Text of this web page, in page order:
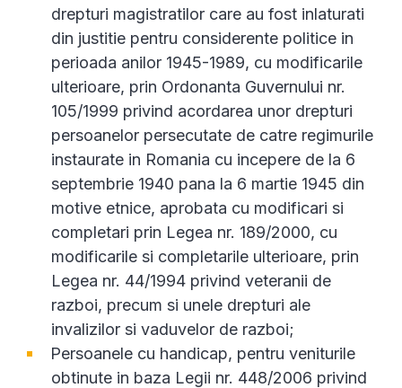
drepturi magistratilor care au fost inlaturati
din justitie pentru considerente politice in
perioada anilor 1945-1989, cu modificarile
ulterioare, prin Ordonanta Guvernului nr.
105/1999 privind acordarea unor drepturi
persoanelor persecutate de catre regimurile
instaurate in Romania cu incepere de la 6
septembrie 1940 pana la 6 martie 1945 din
motive etnice, aprobata cu modificari si
completari prin Legea nr. 189/2000, cu
modificarile si completarile ulterioare, prin
Legea nr. 44/1994 privind veteranii de
razboi, precum si unele drepturi ale
invalizilor si vaduvelor de razboi;
Persoanele cu handicap, pentru veniturile
obtinute in baza Legii nr. 448/2006 privind